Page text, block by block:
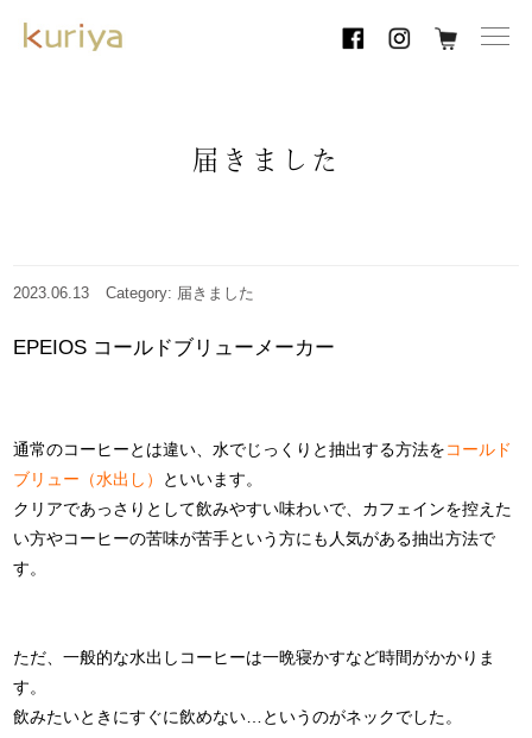
届きました
2023.06.13 Category: 届きました
EPEIOS コールドブリューメーカー
通常のコーヒーとは違い、水でじっくりと抽出する方法をコールド
ブリュー（水出し）
といいます。
クリアであっさりとして飲みやすい味わいで、カフェインを控えた
い方やコーヒーの苦味が苦手という方にも人気がある抽出方法で
す。
ただ、一般的な水出しコーヒーは一晩寝かすなど時間がかかりま
す。
飲みたいときにすぐに飲めない…というのがネックでした。